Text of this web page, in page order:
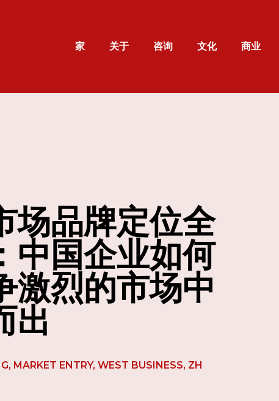
家 关于 咨询 文化 商业
场品牌定位全
中国企业如何
激烈的市场中
出
, MARKET ENTRY,WEST BUSINESS, ZH